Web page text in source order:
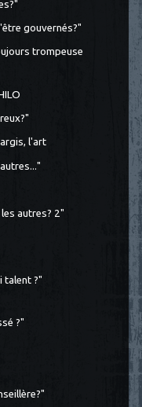
gouvernés?"
trompeuse
l'art
autres? 2"
talent ?"
?"